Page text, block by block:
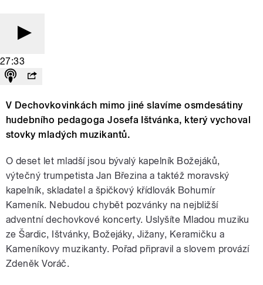
27:33
V Dechovkovinkách mimo jiné slavíme osmdesátiny
hudebního pedagoga Josefa Ištvánka, který vychoval
stovky mladých muzikantů.
O deset let mladší jsou bývalý kapelník Božejáků,
výtečný trumpetista Jan Březina a taktéž moravský
kapelník, skladatel a špičkový křídlovák Bohumír
Kameník. Nebudou chybět pozvánky na nejbližší
adventní dechovkové koncerty. Uslyšíte Mladou muziku
ze Šardic, Ištvánky, Božejáky, Jižany, Keramičku a
Kameníkovy muzikanty. Pořad připravil a slovem provází
Zdeněk Voráč.